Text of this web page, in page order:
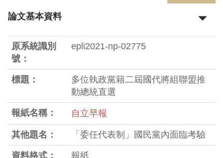
論文基本資料
原系統識別
號：
epli2021-np-02775
標題：
多位執政黨籍二屆國代將組聯盟推
動總統直選
報紙名稱： 自立早報
其他題名： 「委任代表制」國民黨內面臨考驗
資料格式： 報紙